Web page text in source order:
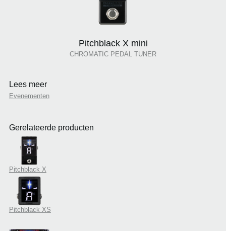
Pitchblack X mini
CHROMATIC PEDAL TUNER
Lees meer
Evenementen
Gerelateerde producten
Pitchblack X
Pitchblack XS